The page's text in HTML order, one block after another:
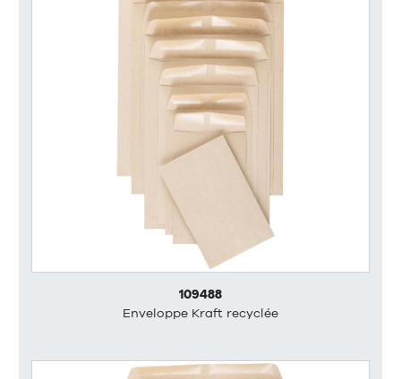
109488
Enveloppe Kraft recyclée